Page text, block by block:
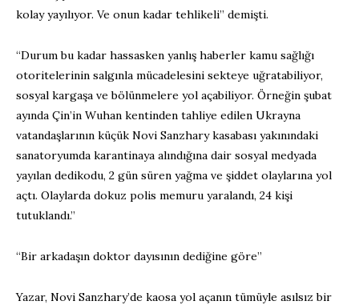
kolay yayılıyor. Ve onun kadar tehlikeli” demişti.
“Durum bu kadar hassasken yanlış haberler kamu sağlığı
otoritelerinin salgınla mücadelesini sekteye uğratabiliyor,
sosyal kargaşa ve bölünmelere yol açabiliyor. Örneğin şubat
ayında Çin’in Wuhan kentinden tahliye edilen Ukrayna
vatandaşlarının küçük Novi Sanzhary kasabası yakınındaki
sanatoryumda karantinaya alındığına dair sosyal medyada
yayılan dedikodu, 2 gün süren yağma ve şiddet olaylarına yol
açtı. Olaylarda dokuz polis memuru yaralandı, 24 kişi
tutuklandı.”
“Bir arkadaşın doktor dayısının dediğine göre”
Yazar, Novi Sanzhary’de kaosa yol açanın tümüyle asılsız bir